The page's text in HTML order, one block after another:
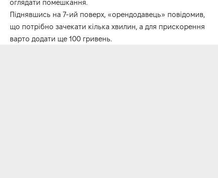
оглядати помешкання.
Піднявшись на 7-ий поверх, «орендодавець» повідомив,
що потрібно зачекати кілька хвилин, а для прискорення
варто додати ще 100 гривень.